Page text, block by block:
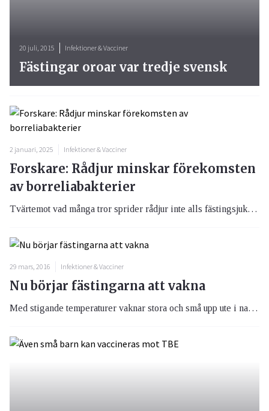
2 januari, 2025 Infektioner & Vacciner
Forskare: Rådjur minskar förekomsten
av borreliabakterier
Tvärtemot vad många tror sprider rådjur inte alls fästingsjukan borrelia utan det kan istället vara ett annat djur som är boven i borreliadramat.
29 mars, 2016 Infektioner & Vacciner
Nu börjar fästingarna att vakna
Med stigande temperaturer vaknar stora och små upp ute i naturen, så även fästingarna. Fästingsäsongen är som mest intensiv från april men redan nu börjar fästingarna vakna ur sin dvala.
20 juli, 2015 Infektioner & Vacciner
Fästingar oroar var tredje svensk